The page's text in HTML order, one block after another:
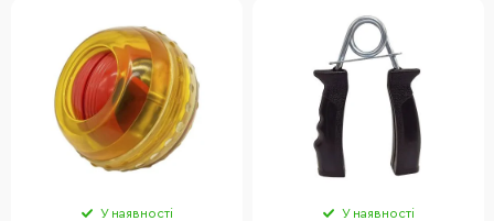
У наявності У наявності